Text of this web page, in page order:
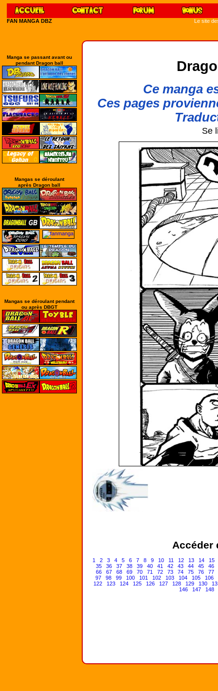
FAN MANGA DBZ Le site
Manga se passant avant ou
pendant Dragon ball
Mangas se déroulant
après Dragon ball
Mangas se déroulant pendant
ou après DBGT
Ce manga
Ces pages
Se
Accéder
1 2 3 4 5 6 7 8 9 10 11 12 13 14
15
35
36 37 38 39 40 41 42 43 44 45
46
66
67 68 69 70 71 72 73 74 75 76
77
97
98 99 100 101 102 103 104 105
106
122
123 124 125 126 127 128 129 130
146
147 148